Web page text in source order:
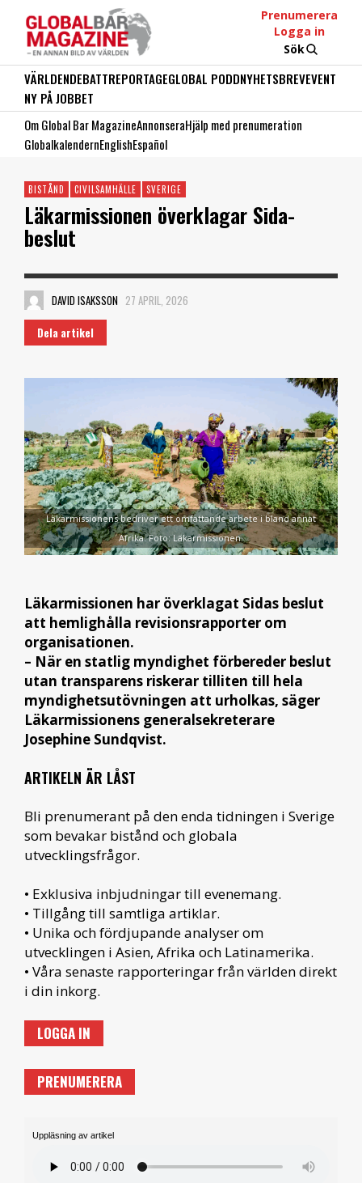
Prenumerera
Logga in
Sök
VÄRLDENDEBATTREPORTAGEGLOBAL PODDNYHETSBREVEVENT
NY PÅ JOBBET
Om Global Bar MagazineAnnonseraHjälp med prenumeration
GlobalkalendernEnglishEspañol
BISTÅND CIVILSAMHÄLLE SVERIGE
Läkarmissionen överklagar Sida-
beslut
DAVID ISAKSSON 27 APRIL, 2026
Dela artikel
Läkarmissionens bedriver ett omfattande arbete i bland annat
Afrika. Foto: Läkarmissionen.
Läkarmissionen har överklagat Sidas beslut
att hemlighålla revisionsrapporter om
organisationen.
– När en statlig myndighet förbereder beslut
utan transparens riskerar tilliten till hela
myndighetsutövningen att urholkas, säger
Läkarmissionens generalsekreterare
Josephine Sundqvist.
ARTIKELN ÄR LÅST
Bli prenumerant på den enda tidningen i Sverige
som bevakar bistånd och globala
utvecklingsfrågor.
• Exklusiva inbjudningar till evenemang.
• Tillgång till samtliga artiklar.
• Unika och fördjupande analyser om
utvecklingen i Asien, Afrika och Latinamerika.
• Våra senaste rapporteringar från världen direkt
i din inkorg.
LOGGA IN
PRENUMERERA
Uppläsning av artikel